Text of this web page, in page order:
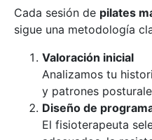
Cada sesión de pilates
sigue una metodología
Valoración inicial
Analizamos tu
y patrones
Diseño de
El fisioterapeuta